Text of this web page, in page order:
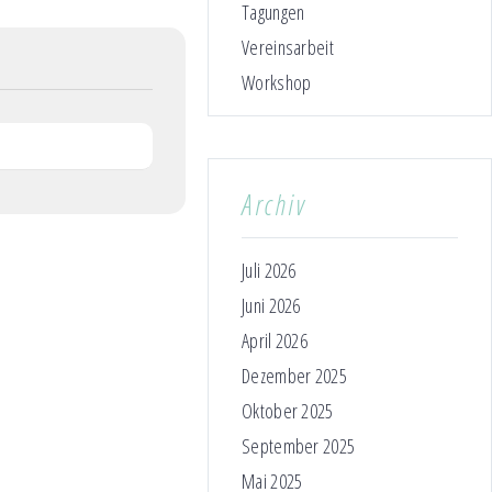
Tagungen
Vereinsarbeit
Workshop
Archiv
Juli 2026
Juni 2026
April 2026
Dezember 2025
Oktober 2025
September 2025
Mai 2025